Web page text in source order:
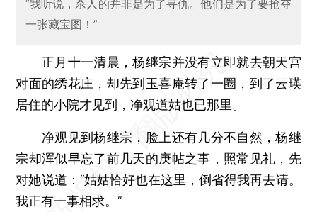
“我听说，杀人的并非是为了寻仇。他们是为了要抢夺
一张藏宝图！”
正月十一清晨，杨继宗并没有立即就去朝天宫
对面的绣花庄，却先到玉喜庵转了一圈，到了云瑛
居住的小院才见到，净观道姑也已那里。
净观见到杨继宗，脸上还有几分不自然，杨继
宗却浑似早忘了前几天的庚帖之事，照常见礼，先
对她说道：“姑姑恰好也在这里，倒省得我再去请。
我正有一事相求。”